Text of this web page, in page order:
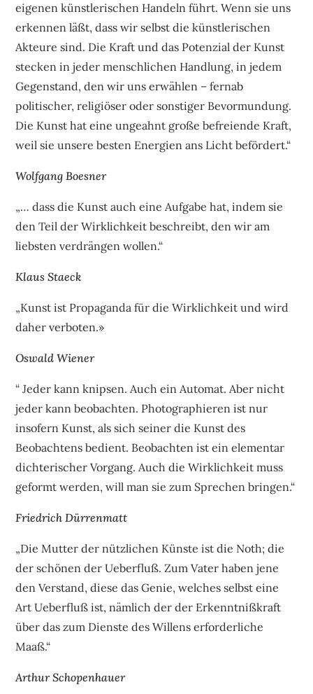
eigenen künstlerischen Handeln führt. Wenn sie uns
erkennen läßt, dass wir selbst die künstlerischen
Akteure sind. Die Kraft und das Potenzial der Kunst
stecken in jeder menschlichen Handlung, in jedem
Gegenstand, den wir uns erwählen – fernab
politischer, religiöser oder sonstiger Bevormundung.
Die Kunst hat eine ungeahnt große befreiende Kraft,
weil sie unsere besten Energien ans Licht befördert.“
Wolfgang Boesner
„… dass die Kunst auch eine Aufgabe hat, indem sie
den Teil der Wirklichkeit beschreibt, den wir am
liebsten verdrängen wollen.“
Klaus Staeck
„Kunst ist Propaganda für die Wirklichkeit und wird
daher verboten.»
Oswald Wiener
“ Jeder kann knipsen. Auch ein Automat. Aber nicht
jeder kann beobachten. Photographieren ist nur
insofern Kunst, als sich seiner die Kunst des
Beobachtens bedient. Beobachten ist ein elementar
dichterischer Vorgang. Auch die Wirklichkeit muss
geformt werden, will man sie zum Sprechen bringen.“
Friedrich Dürrenmatt
„Die Mutter der nützlichen Künste ist die Noth; die
der schönen der Ueberfluß. Zum Vater haben jene
den Verstand, diese das Genie, welches selbst eine
Art Ueberfluß ist, nämlich der der Erkenntnißkraft
über das zum Dienste des Willens erforderliche
Maaß.“
Arthur Schopenhauer